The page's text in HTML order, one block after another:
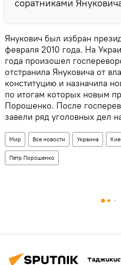
соратниками
Янукович был избран
февраля 2010 года. На
года произошел
отстранила Януковича от
конституцию и назначила
по итогам которых новым
Порошенко. После
завели ряд уголовных дел
Мир Все новости Украина
Петр Порошенко